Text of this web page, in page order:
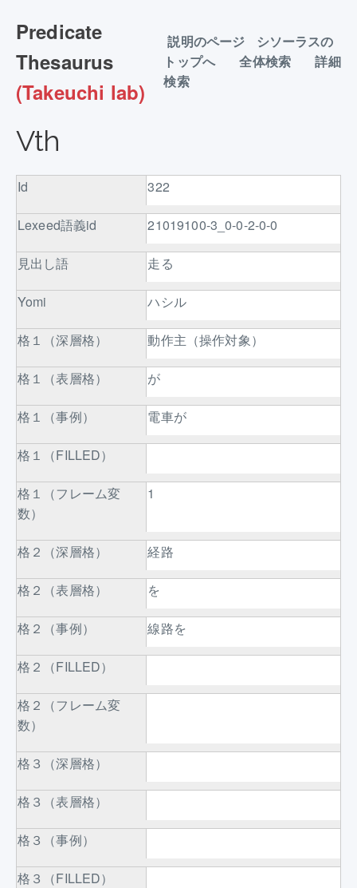
Predicate
Thesaurus
(Takeuchi lab)
説明のページ
シソーラスの
トップへ
全体検索
詳細
検索
Vth
Id 322
Lexeed語義id 21019100-3_0-0-2-0-0
見出し語 走る
Yomi ハシル
格１（深層格） 動作主（操作対象）
格１（表層格） が
格１（事例） 電車が
格１（FILLED）
格１（フレーム変
数）
1
格２（深層格） 経路
格２（表層格） を
格２（事例） 線路を
格２（FILLED）
格２（フレーム変
数）
格３（深層格）
格３（表層格）
格３（事例）
格３（FILLED）